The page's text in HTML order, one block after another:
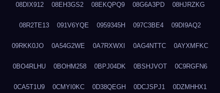
08DIX912 08EH3GS2 08EKQPQ9 08G6A3PD 08HJRZKG
08R2TE13 091V6YQE 0959345H 097C3BE4 09DI9AQ2
09RKK0JO 0A54G2WE 0A7RXWXI 0AG4NTTC 0AYXMFKC
0BO4RLHU 0BOHM258 0BPJ04DK 0BSHJVOT 0C9RGFN6
0CA5T1U9 0CMYI0KC 0D38QEGH 0DCJSPJ1 0DZMHHX1